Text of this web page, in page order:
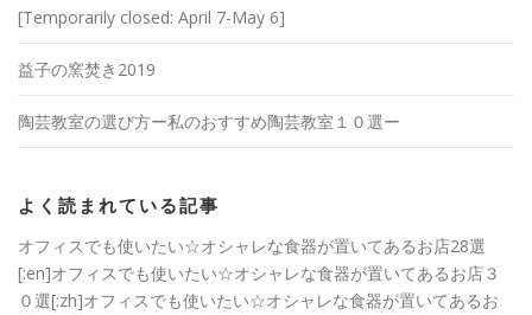
[Temporarily closed: April 7-May 6]
益子の窯焚き2019
陶芸教室の選び方ー私のおすすめ陶芸教室１０選ー
よく読まれている記事
オフィスでも使いたい☆オシャレな食器が置いてあるお店28選
[:en]オフィスでも使いたい☆オシャレな食器が置いてあるお店３
０選[:zh]オフィスでも使いたい☆オシャレな食器が置いてあるお